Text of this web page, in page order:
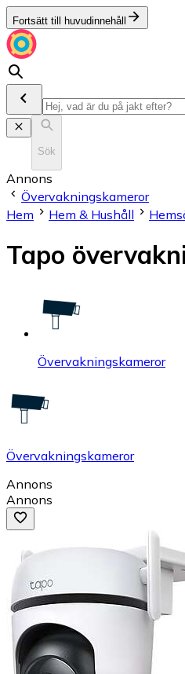
Fortsätt till huvudinnehåll
Sök
Annons
Övervakningskameror
Hem
Hem & Hushåll
Tapo
Övervakningskameror
Övervakningskameror
Annons
Annons